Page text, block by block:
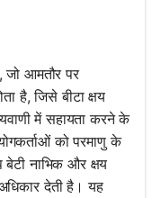
आमतौर पर
है, जिसे बीटा क्षय
में सहायता करने के
को परमाणु के
नाभिक और क्षय
देती है। यह